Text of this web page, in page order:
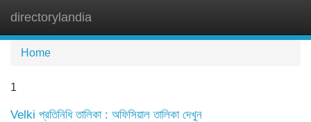
directorylandia
Home
1
Velki প্রতিনিধি তালিকা : অফিসিয়াল তালিকা দেখুন